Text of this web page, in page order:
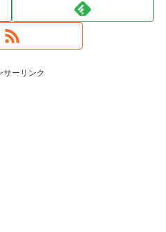
サーリンク